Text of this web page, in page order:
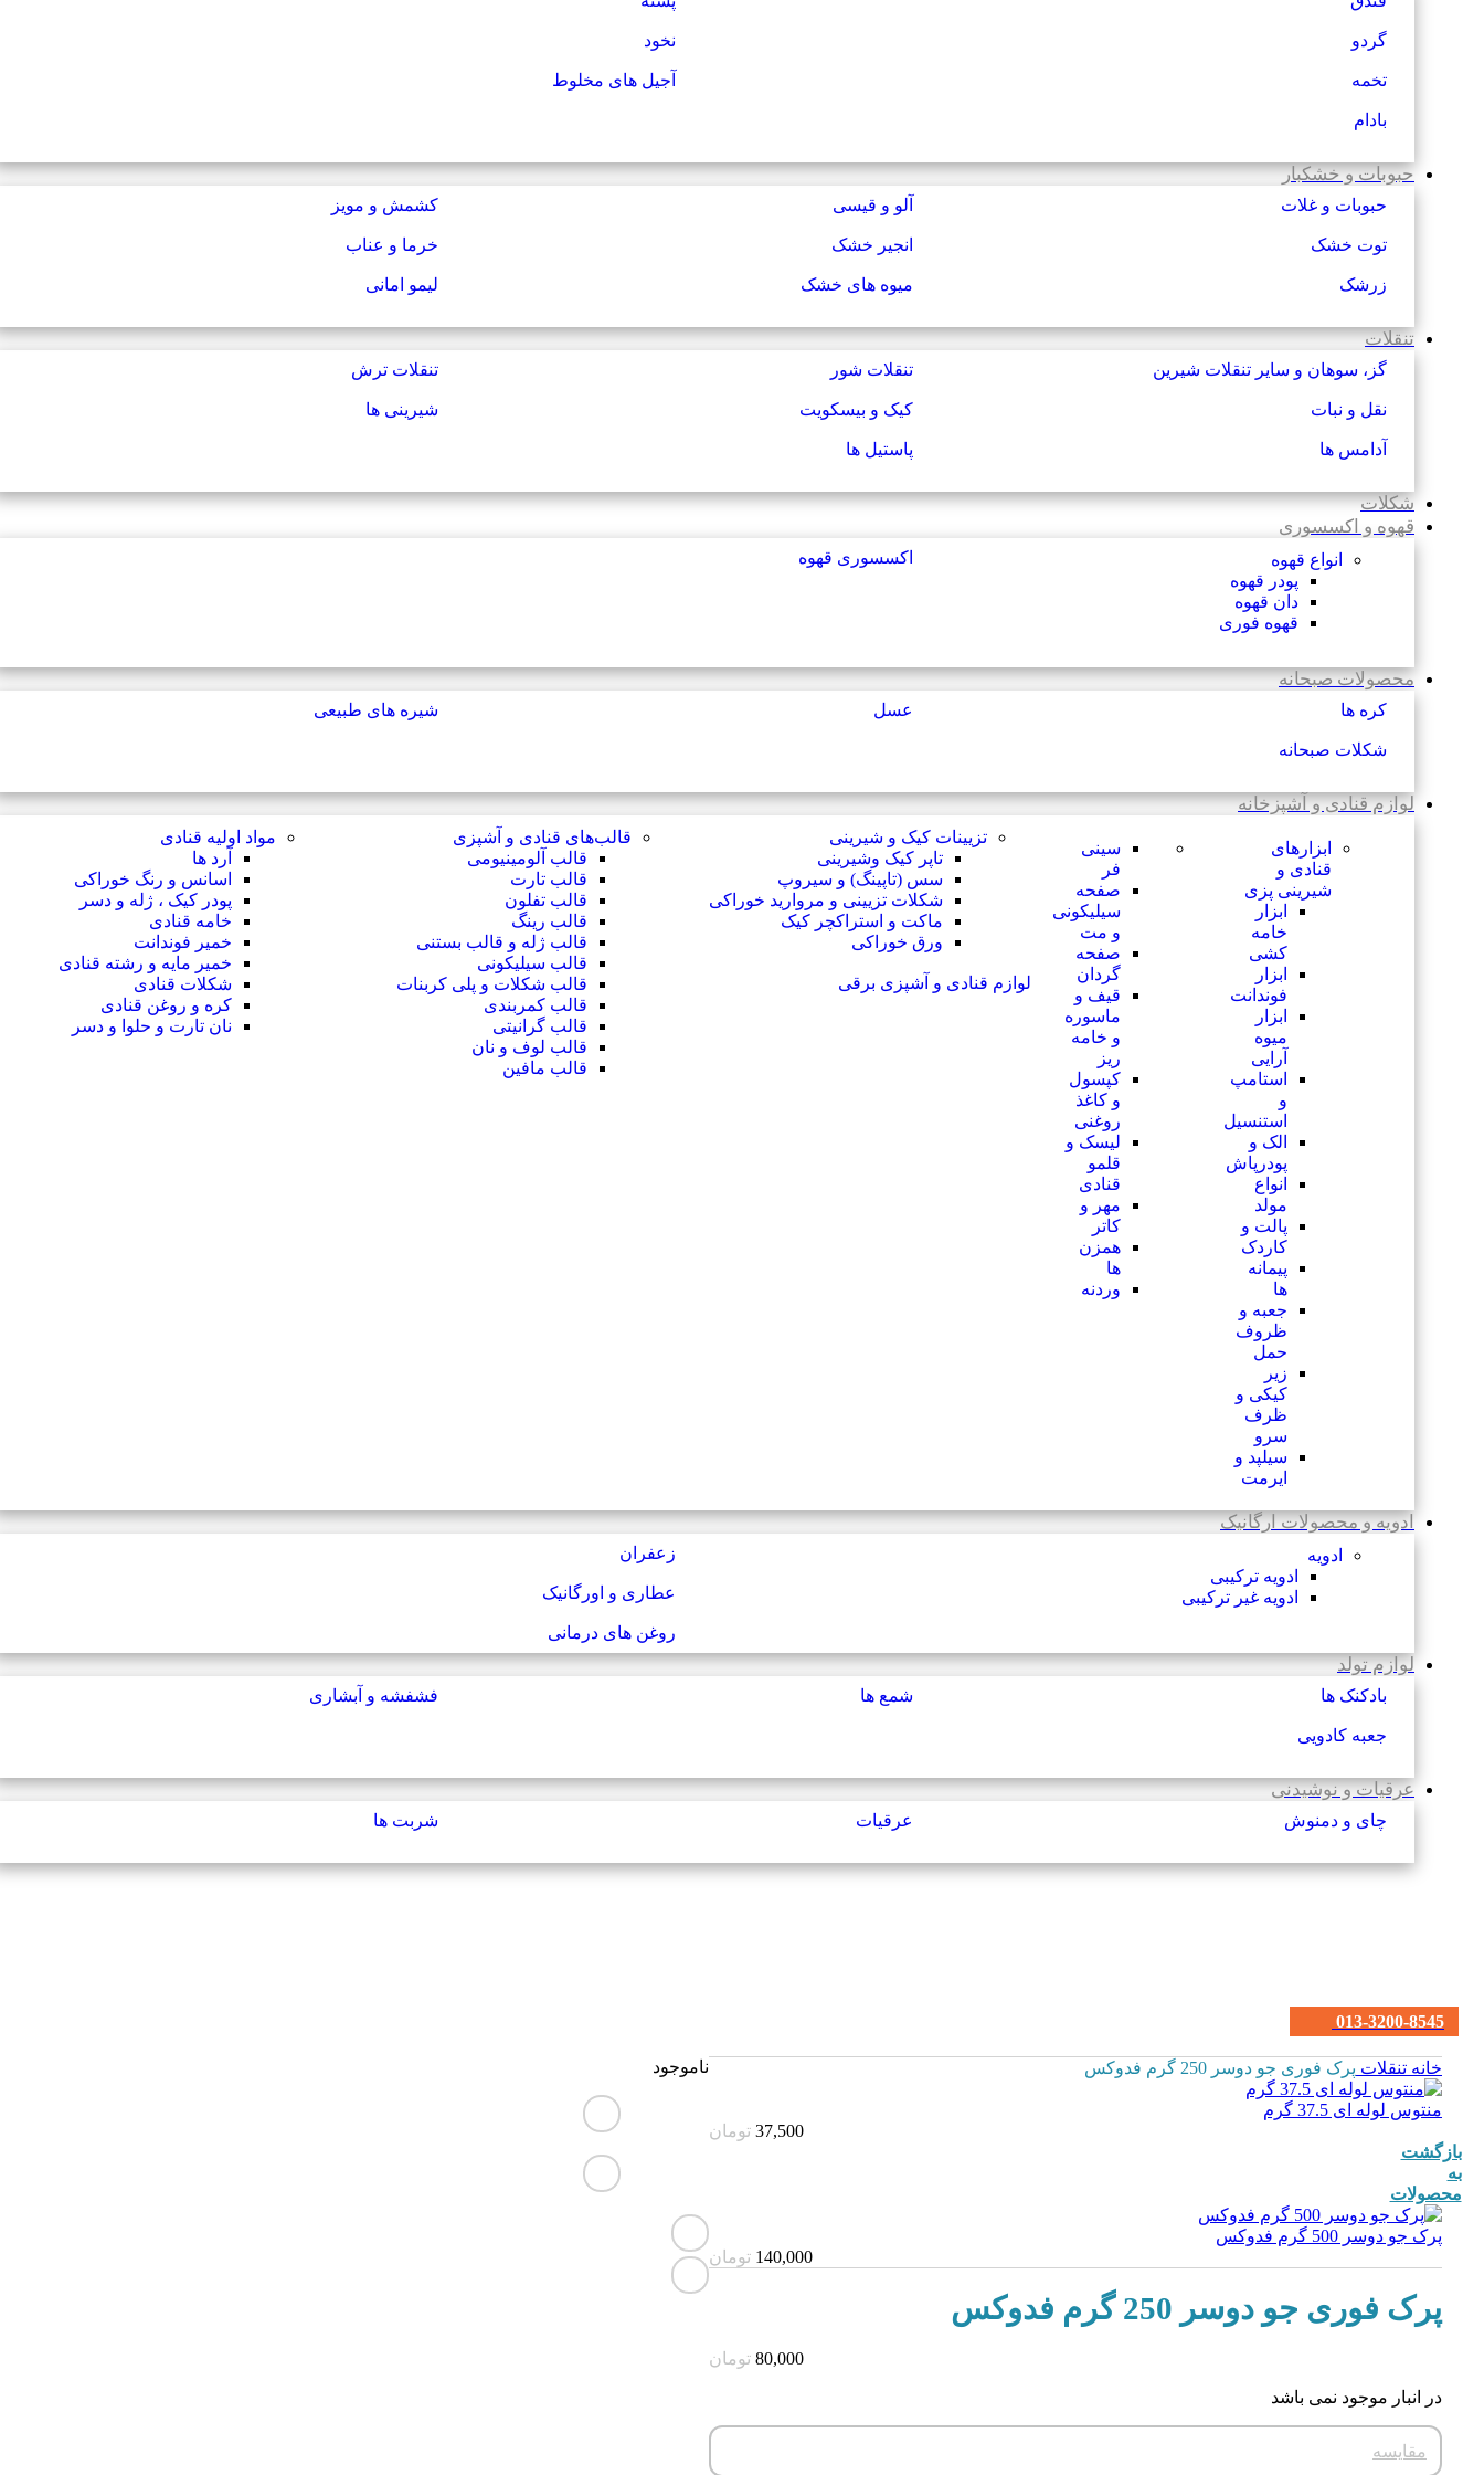
گردو
تخمه
بادام
نخود
آجیل های مخلوط
حبوبات و خشکبار
حبوبات و غلات
توت خشک
زرشک
آلو و قیسی
انجیر خشک
میوه های خشک
کشمش و مویز
خرما و عناب
لیمو امانی
تنقلات
گز، سوهان و سایر تنقلات شیرین
نقل و نبات
آدامس ها
تنقلات شور
کیک و بیسکویت
پاستیل ها
تنقلات ترش
شیرینی ها
شکلات
قهوه و اکسسوری
انواع قهوه
پودر قهوه
دان قهوه
قهوه فوری
اکسسوری قهوه
محصولات صبحانه
کره ها
شکلات صبحانه
عسل شیره های طبیعی
لوازم قنادی و آشپزخانه
ابزارهای
قنادی و
شیرینی پزی
ابزار
خامه
کشی
ابزار
فوندانت
ابزار
میوه
آرایی
استامپ
و
استنسیل
الک و
پودرپاش
انواع
مولد
پالت و
کاردک
پیمانه
ها
جعبه و
ظروف
حمل
زیر
کیکی و
ظرف
سرو
سیلپد و
ایرمت
سینی
فر
صفحه
سیلیکونی
و مت
صفحه
گردان
قیف و
ماسوره
و خامه
ریز
کپسول
و کاغذ
روغنی
لیسک و
قلمو
قنادی
مهر و
کاتر
همزن
ها
وردنه
تزیینات کیک و شیرینی
تاپر کیک وشیرینی
سس (تاپینگ) و سیروپ
شکلات تزیینی و مروارید خوراکی
ماکت و استراکچر کیک
ورق خوراکی
لوازم قنادی و آشپزی برقی
قالب‌های قنادی و آشپزی
قالب آلومینیومی
قالب تارت
قالب تفلون
قالب رینگ
قالب ژله و قالب بستنی
قالب سیلیکونی
قالب شکلات و پلی کربنات
قالب کمربندی
قالب گرانیتی
قالب لوف و نان
قالب مافین
مواد اولیه قنادی
آرد ها
اسانس و رنگ خوراکی
پودر کیک ، ژله و دسر
خامه قنادی
خمیر فوندانت
خمیر مایه و رشته قنادی
شکلات قنادی
کره و روغن قنادی
نان تارت و حلوا و دسر
ادویه و محصولات ارگانیک
ادویه
ادویه ترکیبی
ادویه غیر ترکیبی
زعفران
عطاری و اورگانیک
روغن های درمانی
لوازم تولد
بادکنک ها
جعبه کادویی
شمع ها فشفشه و آبشاری
عرقیات و نوشیدنی
چای و دمنوش عرقیات شربت ها
013-3200-8545
ناموجود خانه تنقلات پرک فوری جو دوسر 250 گرم فدوکس
منتوس لوله ای 37.5 گرم
37,500 تومان
بازگشت
به
محصولات
پرک جو دوسر 500 گرم فدوکس
140,000 تومان
پرک فوری جو دوسر 250 گرم فدوکس
80,000 تومان
در انبار موجود نمی باشد
مقایسه